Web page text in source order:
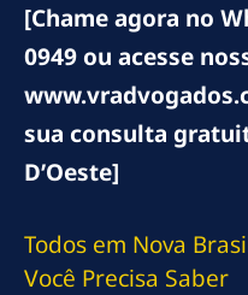
[Chame agora no
0949 ou acesse
sua consulta
D’Oeste]
Todos em Nova
Você Precisa Saber